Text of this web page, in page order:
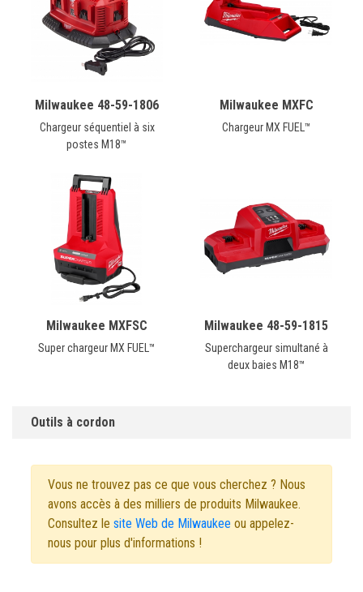
Milwaukee 48-59-1806
Chargeur séquentiel à six
postes M18™
Milwaukee MXFC
Chargeur MX FUEL™
Milwaukee MXFSC
Super chargeur MX FUEL™
Milwaukee 48-59-1815
Superchargeur simultané à
deux baies M18™
Outils à cordon
Vous ne trouvez pas ce que vous cherchez ? Nous
avons accès à des milliers de produits Milwaukee.
Consultez le site Web de Milwaukee ou appelez-
nous pour plus d'informations !